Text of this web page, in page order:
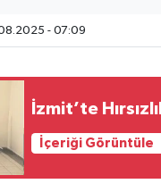
- 07:09
İzmit’te
İçeriği Görüntüle